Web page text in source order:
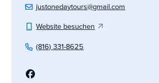
justonedaytours@gmail.com
Website besuchen
(816) 331-8625